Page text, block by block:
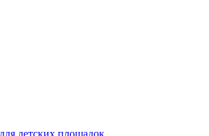
детских площадок